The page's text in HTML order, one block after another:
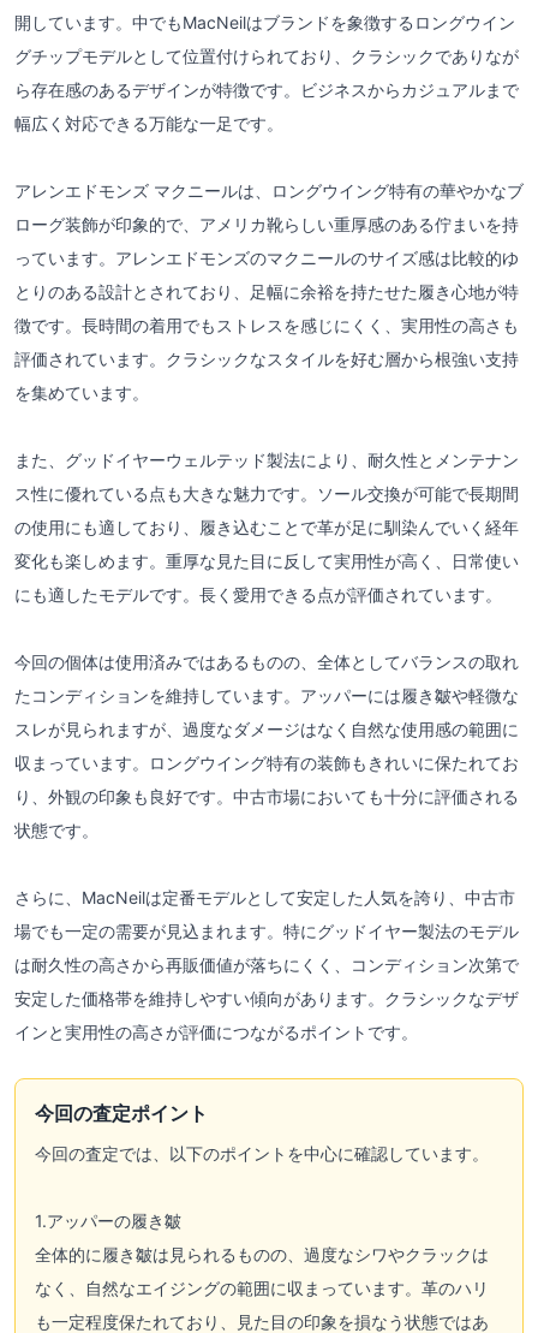
開しています。中でもMacNeilはブランドを象徴するロングウイン
グチップモデルとして位置付けられており、クラシックでありなが
ら存在感のあるデザインが特徴です。ビジネスからカジュアルまで
幅広く対応できる万能な一足です。
アレンエドモンズ マクニールは、ロングウイング特有の華やかなブ
ローグ装飾が印象的で、アメリカ靴らしい重厚感のある佇まいを持
っています。アレンエドモンズのマクニールのサイズ感は比較的ゆ
とりのある設計とされており、足幅に余裕を持たせた履き心地が特
徴です。長時間の着用でもストレスを感じにくく、実用性の高さも
評価されています。クラシックなスタイルを好む層から根強い支持
を集めています。
また、グッドイヤーウェルテッド製法により、耐久性とメンテナン
ス性に優れている点も大きな魅力です。ソール交換が可能で長期間
の使用にも適しており、履き込むことで革が足に馴染んでいく経年
変化も楽しめます。重厚な見た目に反して実用性が高く、日常使い
にも適したモデルです。長く愛用できる点が評価されています。
今回の個体は使用済みではあるものの、全体としてバランスの取れ
たコンディションを維持しています。アッパーには履き皺や軽微な
スレが見られますが、過度なダメージはなく自然な使用感の範囲に
収まっています。ロングウイング特有の装飾もきれいに保たれてお
り、外観の印象も良好です。中古市場においても十分に評価される
状態です。
さらに、MacNeilは定番モデルとして安定した人気を誇り、中古市
場でも一定の需要が見込まれます。特にグッドイヤー製法のモデル
は耐久性の高さから再販価値が落ちにくく、コンディション次第で
安定した価格帯を維持しやすい傾向があります。クラシックなデザ
インと実用性の高さが評価につながるポイントです。
今回の査定ポイント
今回の査定では、以下のポイントを中心に確認しています。
1.アッパーの履き皺
全体的に履き皺は見られるものの、過度なシワやクラックは
なく、自然なエイジングの範囲に収まっています。革のハリ
も一定程度保たれており、見た目の印象を損なう状態ではあ